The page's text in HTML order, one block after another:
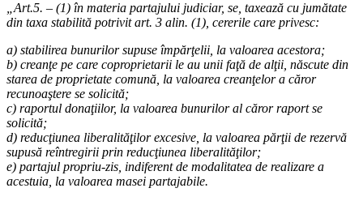
„Art.5. – (1) în materia partajului judiciar, se, taxează cu jumătate
din taxa stabilită potrivit art. 3 alin. (1), cererile care privesc:
a) stabilirea bunurilor supuse împărţelii, la valoarea acestora;
b) creanţe pe care coproprietarii le au unii faţă de alţii, născute din
starea de proprietate comună, la valoarea creanţelor a căror
recunoaştere se solicită;
c) raportul donaţiilor, la valoarea bunurilor al căror raport se
solicită;
d) reducţiunea liberalităţilor excesive, la valoarea părţii de rezervă
supusă reîntregirii prin reducţiunea liberalităţilor;
e) partajul propriu-zis, indiferent de modalitatea de realizare a
acestuia, la valoarea masei partajabile.